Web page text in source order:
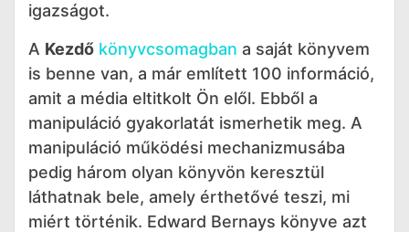
igazságot.
A Kezdő könyvcsomagban a saját könyvem
is benne van, a már említett 100 információ,
amit a média eltitkolt Ön elől. Ebből a
manipuláció gyakorlatát ismerhetik meg. A
manipuláció működési mechanizmusába
pedig három olyan könyvön keresztül
láthatnak bele, amely érthetővé teszi, mi
miért történik. Edward Bernays könyve azt